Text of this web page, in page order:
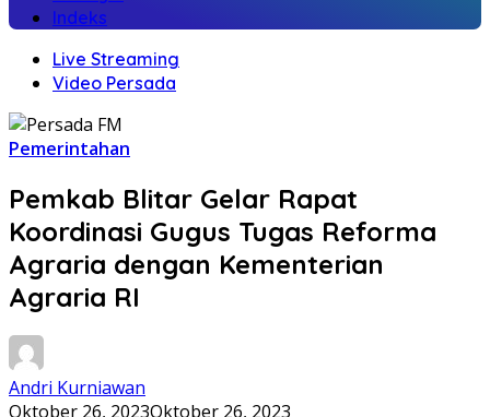
Indeks
Live Streaming
Video Persada
Pemerintahan
Pemkab Blitar Gelar Rapat
Koordinasi Gugus Tugas Reforma
Agraria dengan Kementerian
Agraria RI
Andri Kurniawan
Oktober 26, 2023Oktober 26, 2023